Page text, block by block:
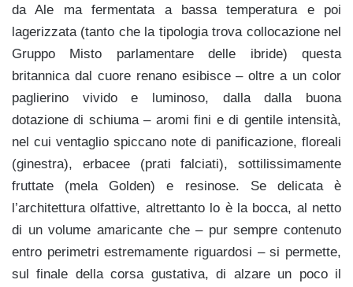
da Ale ma fermentata a bassa temperatura e poi
lagerizzata (tanto che la tipologia trova collocazione nel
Gruppo Misto parlamentare delle ibride) questa
britannica dal cuore renano esibisce – oltre a un color
paglierino vivido e luminoso, dalla dalla buona
dotazione di schiuma – aromi fini e di gentile intensità,
nel cui ventaglio spiccano note di panificazione, floreali
(ginestra), erbacee (prati falciati), sottilissimamente
fruttate (mela Golden) e resinose. Se delicata è
l’architettura olfattive, altrettanto lo è la bocca, al netto
di un volume amaricante che – pur sempre contenuto
entro perimetri estremamente riguardosi – si permette,
sul finale della corsa gustativa, di alzare un poco il